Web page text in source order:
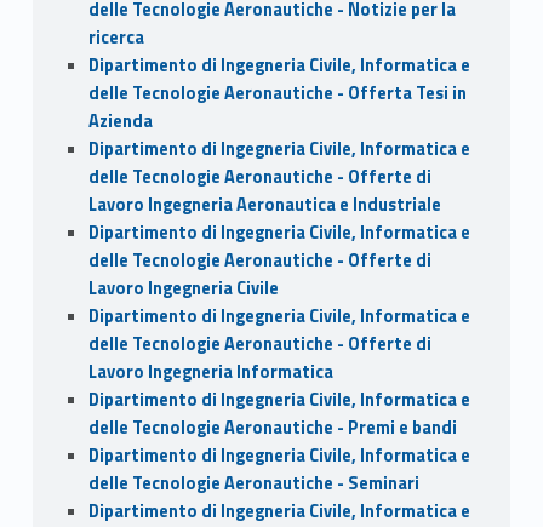
delle Tecnologie Aeronautiche - Notizie per la
ricerca
Dipartimento di Ingegneria Civile, Informatica e
delle Tecnologie Aeronautiche - Offerta Tesi in
Azienda
Dipartimento di Ingegneria Civile, Informatica e
delle Tecnologie Aeronautiche - Offerte di
Lavoro Ingegneria Aeronautica e Industriale
Dipartimento di Ingegneria Civile, Informatica e
delle Tecnologie Aeronautiche - Offerte di
Lavoro Ingegneria Civile
Dipartimento di Ingegneria Civile, Informatica e
delle Tecnologie Aeronautiche - Offerte di
Lavoro Ingegneria Informatica
Dipartimento di Ingegneria Civile, Informatica e
delle Tecnologie Aeronautiche - Premi e bandi
Dipartimento di Ingegneria Civile, Informatica e
delle Tecnologie Aeronautiche - Seminari
Dipartimento di Ingegneria Civile, Informatica e